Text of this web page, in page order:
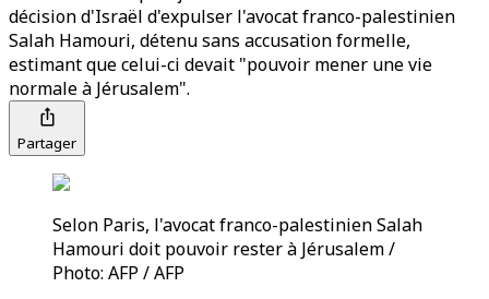
décision d'Israël d'expulser l'avocat franco-palestinien
Salah Hamouri, détenu sans accusation formelle,
estimant que celui-ci devait "pouvoir mener une vie
normale à Jérusalem".
Partager
Selon Paris, l'avocat franco-palestinien Salah
Hamouri doit pouvoir rester à Jérusalem /
Photo: AFP / AFP